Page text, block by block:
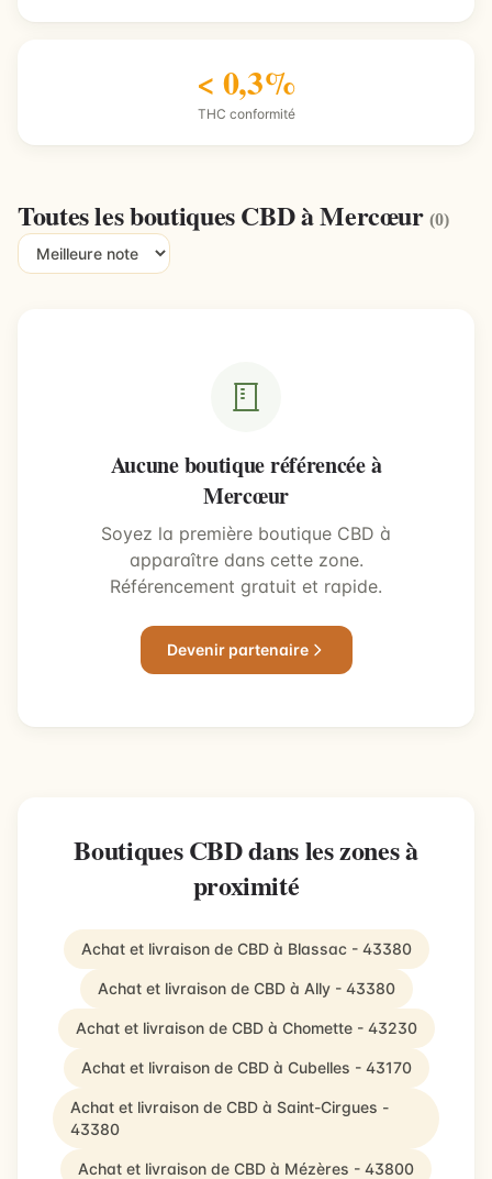
< 0,3%
THC conformité
Toutes les boutiques CBD à Mercœur(0)
Aucune boutique référencée à
Mercœur
Soyez la première boutique CBD à
apparaître dans cette zone.
Référencement gratuit et rapide.
Devenir partenaire
Boutiques CBD dans les zones à
proximité
Achat et livraison de CBD à Blassac - 43380
Achat et livraison de CBD à Ally - 43380
Achat et livraison de CBD à Chomette - 43230
Achat et livraison de CBD à Cubelles - 43170
Achat et livraison de CBD à Saint-Cirgues -
43380
Achat et livraison de CBD à Mézères - 43800